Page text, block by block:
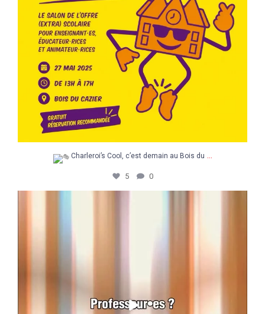
Charleroi’s Cool, c’est demain au Bois du ...
5 0